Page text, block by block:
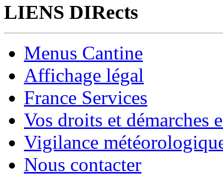
LIENS DIRects
Menus Cantine
Affichage légal
France Services
Vos droits et démarches
Vigilance
Nous contacter